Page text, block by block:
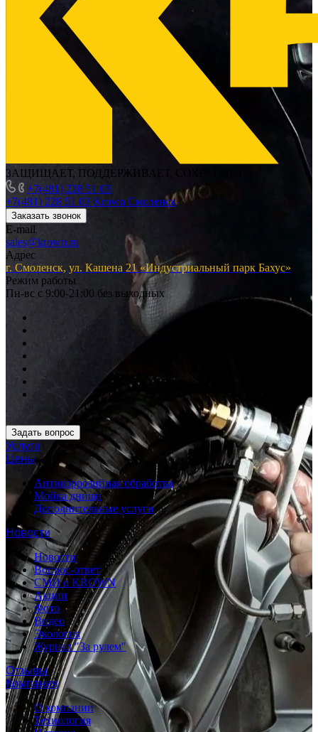
ЗАЩИЩАЕТ, ПОДДЕРЖИВАЕТ, СОХРАНЯЕТ
+7(481) 228 51 03
+7(481) 228 51 03 Krown Смоленск
Заказать звонок
E-mail
sales@krown.ru
Адрес
г. Смоленск, ул. Кашена 21 «Индустриальный парк Бахус»
Режим работы
Пн-вс с 9:00-21:00 без выходных
Задать вопрос
Услуги
Цены
Антикоррозийная обработка
Мойка днища
Дополнительные услуги
Новости
Новости
Вопрос-ответ
СМИ о KROWN
Акции
Фото
Видео
Экология
Журнал "За рулем"
Отзывы
Компания
О компании
Технология